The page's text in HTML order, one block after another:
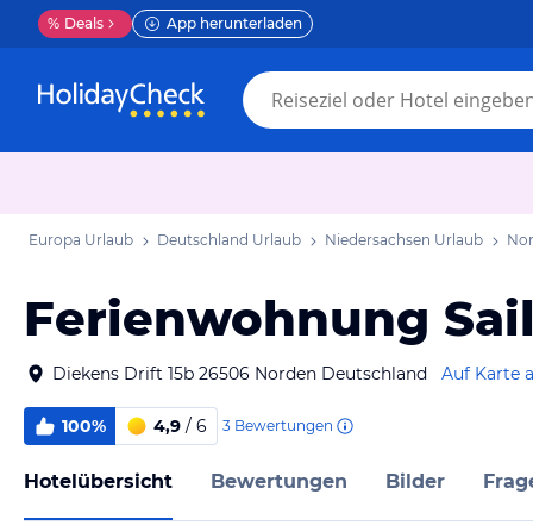
% Deals App herunterladen
Europa Urlaub Deutschland Urlaub Niedersachsen Urlaub
Ferienwohnung
Diekens Drift 15b 26506 Norden Deutschland Auf Karte
100% 4,9 / 6 3 Bewertungen
Hotelübersicht Bewertungen Bilder